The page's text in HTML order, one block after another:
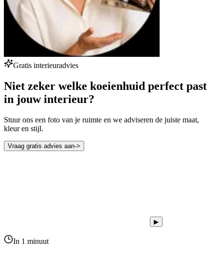
Gratis interieuradvies
Niet zeker welke koeienhuid perfect past
in jouw interieur?
Stuur ons een foto van je ruimte en we adviseren de juiste maat,
kleur en stijl.
Vraag gratis advies aan->
▶
In 1 minuut